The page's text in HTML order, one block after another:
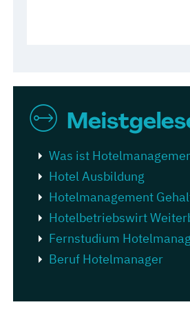
Was ist
Hotel Ausbildung
Hotelmanagement
Hotelbetriebswirt
Fernstudium
Beruf Hotelmanager